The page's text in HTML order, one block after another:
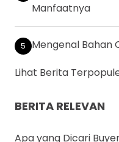
Manfaatnya
Mengenal Bahan
Lihat Berita
BERITA RELEVAN
Apa yang Dicari